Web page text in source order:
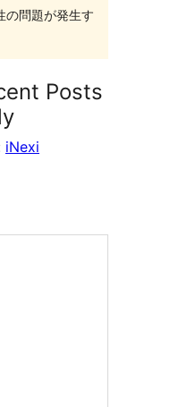
の問題が発生す
Posts
iNexi